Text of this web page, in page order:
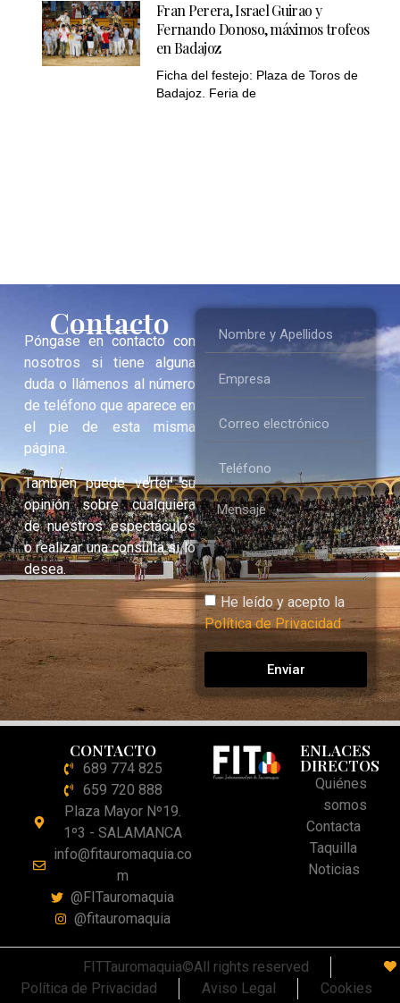
Fran Perera, Israel Guirao y
Fernando Donoso, máximos trofeos
en Badajoz
Ficha del festejo: Plaza de Toros de
Badajoz. Feria de
Contacto
Póngase en contacto con
nosotros si tiene alguna
duda o llámenos al número
de teléfono que aparece en
el pie de esta misma
página.
También puede verter su
opinión sobre cualquiera
de nuestros espectáculos
o realizar una consulta si lo
desea.
He leído y acepto la
Política de Privacidad
Enviar
CONTACTO
689 774 825
659 720 888
Plaza Mayor Nº19.
1º3 - SALAMANCA
info@fitauromaquia.co
m
@FITauromaquia
@fitauromaquia
ENLACES
DIRECTOS
Quiénes
somos
Contacta
Taquilla
Noticias
FITTauromaquia©All rights reserved
Política de Privacidad
Aviso Legal Cookies